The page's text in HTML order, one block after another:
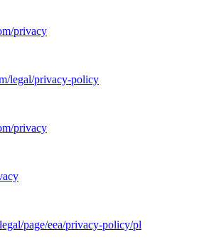
privacy
legal/privacy-policy
privacy
page/eea/privacy-policy/pl